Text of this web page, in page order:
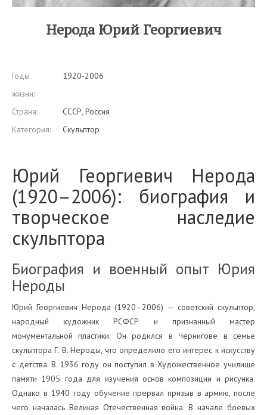
Нерода Юрий Георгиевич
Годы
жизни:
1920-2006
Страна:
СССР, Россия
Категория:
Скульптор
Юрий Георгиевич Нерода
(1920–2006): биография и
творческое наследие
скульптора
Биография и военный опыт Юрия
Нероды
Юрий Георгиевич Нерода (1920–2006) — советский скульптор,
народный художник РСФСР и признанный мастер
монументальной пластики. Он родился в Чернигове в семье
скульптора Г. В. Нероды, что определило его интерес к искусству
с детства. В 1936 году он поступил в Художественное училище
памяти 1905 года для изучения основ композиции и рисунка.
Однако в 1940 году обучение прервал призыв в армию, после
чего началась Великая Отечественная война. В начале боевых